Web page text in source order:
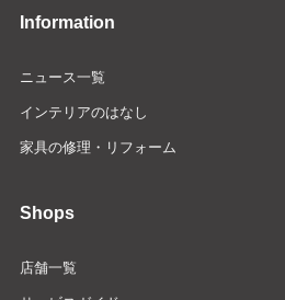
Information
ニュース一覧
インテリアのはなし
家具の修理・リフォーム
Shops
店舗一覧